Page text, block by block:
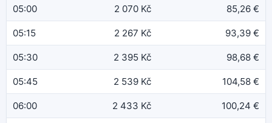
05:00 2 070 Kč 85,26 €
05:15 2 267 Kč 93,39 €
05:30 2 395 Kč 98,68 €
05:45 2 539 Kč 104,58 €
06:00 2 433 Kč 100,24 €